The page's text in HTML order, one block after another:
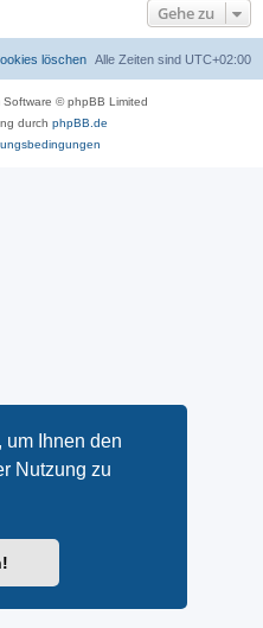
um Ihnen den
Nutzung zu
Gehe zu
Alle Zeiten sind UTC+02:00
löschen
Software © phpBB Limited
durch phpBB.de